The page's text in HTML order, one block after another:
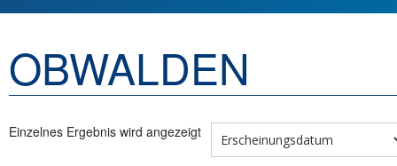
OBWALDEN
Einzelnes Ergebnis wird angezeigt